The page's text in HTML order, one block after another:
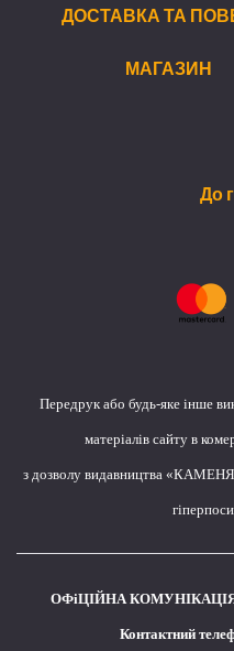
ДОСТАВКА ТА
МАГАЗИН
До
Передрук або будь-яке інше
матеріалів сайту в
з дозволу видавництва
ОФіЦІЙНА КОМУНІКАЦІЯ
Контактний